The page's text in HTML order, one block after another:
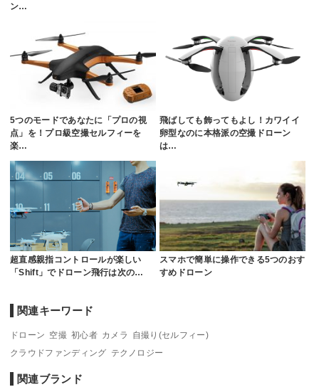
ン…
5つのモードであなたに「プロの視
点」を！プロ級空撮セルフィーを
楽…
飛ばしても飾ってもよし！カワイイ
卵型なのに本格派の空撮ドローン
は…
超直感親指コントロールが楽しい
「Shift」でドローン飛行は次の…
スマホで簡単に操作できる5つのおす
すめドローン
関連キーワード
ドローン 空撮 初心者 カメラ
自撮り(セルフィー)
クラウドファンディング テクノロジー
関連ブランド